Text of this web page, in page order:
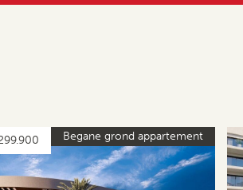
Begane grond appartement